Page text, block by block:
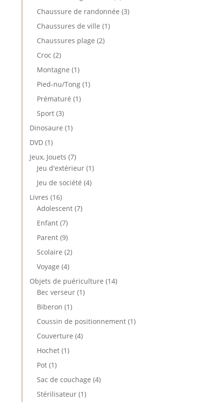
produits
Chaussure de randonnée 33
Chaussures de ville 11
Chaussures plage 22
Croc 22
produits
Montagne 11
produit
Pied-nu/Tong 11
Prématuré 11
Sport 33
produits
Dinosaure 11
DVD 11
produit
Jeux, Jouets 77
produits
Jeu d'extérieur 11
Jeu de société 44
Livres 1616
produits
Adolescent 77
Enfant 77
produits
Parent 99
produits
Scolaire 22
Voyage 44
produits
Objets de puériculture 1414
Bec verseur 11
Biberon 11
produit
Coussin de positionnement 11
Couverture 44
Hochet 11
Pot 11
produit
Sac de couchage 44
Stérilisateur 11